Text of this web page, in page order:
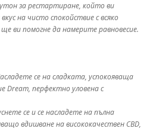
за рестартиране, който ви
на чисто спокойствие с всяко
ви помогне да намерите равновесие.
се на сладката, успокояваща
Dream, перфектно уловена с
се и се насладете на пълна
вдишване на висококачествен CBD,